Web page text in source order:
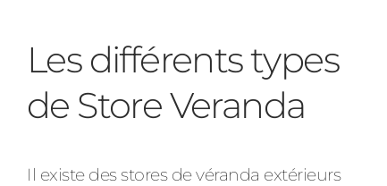
Les différents types
de Store Veranda
Il existe des stores de véranda extérieurs